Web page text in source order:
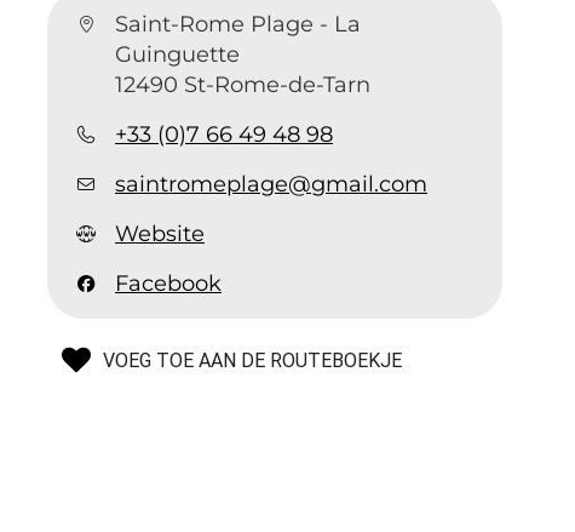
Saint-Rome Plage - La
Guinguette
12490 St-Rome-de-Tarn
+33 (0)7 66 49 48 98
saintromeplage@gmail.com
Website
Facebook
VOEG TOE AAN DE ROUTEBOEKJE